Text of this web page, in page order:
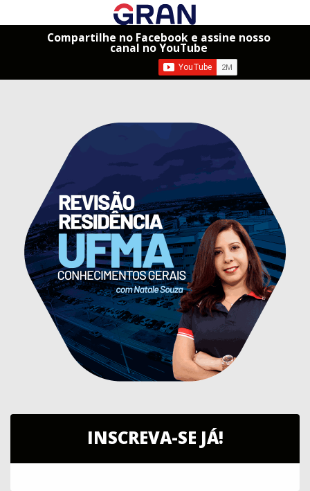
Compartilhe no Facebook e assine nosso
canal no YouTube
INSCREVA-SE JÁ!